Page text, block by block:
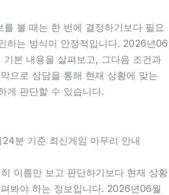
를 볼 때는 한 번에 결정하기보다 필요
하는 방식이 안정적입니다. 2026년06
본 내용을 살펴보고, 그다음 조건과
으로 상담을 통해 현재 상황에 맞는
게 판단할 수 있습니다.
분 기준 최신게임 마무리 안내
이름만 보고 판단하기보다 현재 상황
봐야 하는 정보입니다. 2026년06월